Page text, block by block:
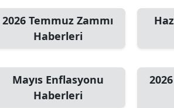
2026 Temmuz Zammı
Haberleri
Mayıs Enflasyonu
Haberleri